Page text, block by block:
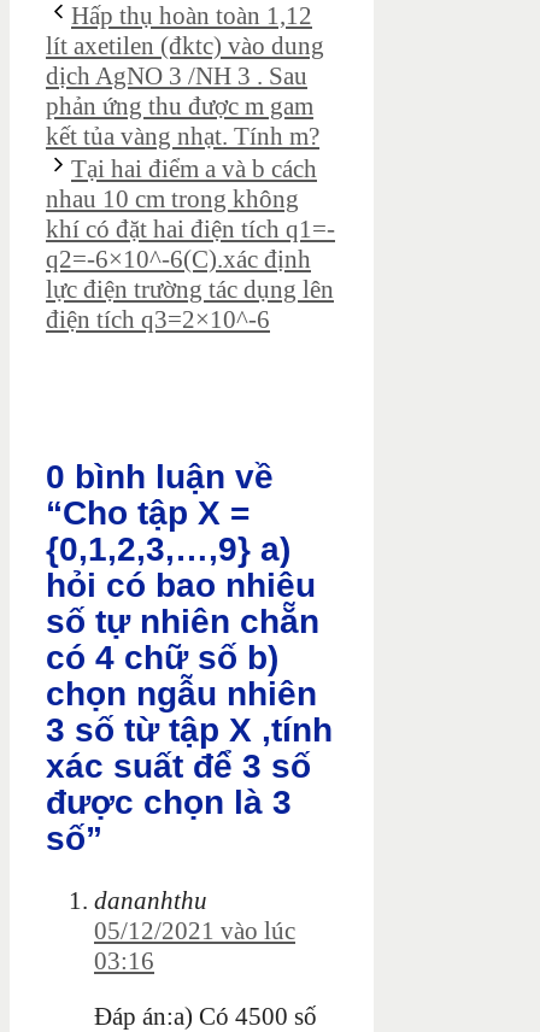
Hấp thụ hoàn toàn 1,12
lít axetilen (đktc) vào dung
dịch AgNO 3 /NH 3 . Sau
phản ứng thu được m gam
kết tủa vàng nhạt. Tính m?
Tại hai điểm a và b cách
nhau 10 cm trong không
khí có đặt hai điện tích q1=-
q2=-6×10^-6(C).xác định
lực điện trường tác dụng lên
điện tích q3=2×10^-6
0 bình luận về
“Cho tập X =
{0,1,2,3,…,9} a)
hỏi có bao nhiêu
số tự nhiên chẵn
có 4 chữ số b)
chọn ngẫu nhiên
3 số từ tập X ,tính
xác suất để 3 số
được chọn là 3
số”
dananhthu
05/12/2021 vào lúc
03:16
Đáp án:a) Có 4500 số